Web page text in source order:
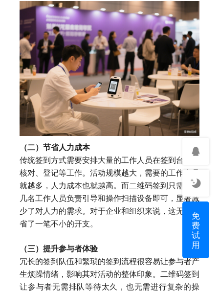
（二）节省人力成本
传统签到方式需要安排大量的工作人员在签到台进行
核对、登记等工作。活动规模越大，需要的工作人员
就越多，人力成本也就越高。而二维码签到只需少数
几名工作人员负责引导和操作扫描设备即可，显著减
少了对人力的需求。对于企业和组织来说，这无疑节
省了一笔不小的开支。
（三）提升参与者体验
冗长的签到队伍和繁琐的签到流程很容易让参与者产
生烦躁情绪，影响其对活动的整体印象。二维码签到
让参与者无需排队等待太久，也无需进行复杂的操
免
费
试
用